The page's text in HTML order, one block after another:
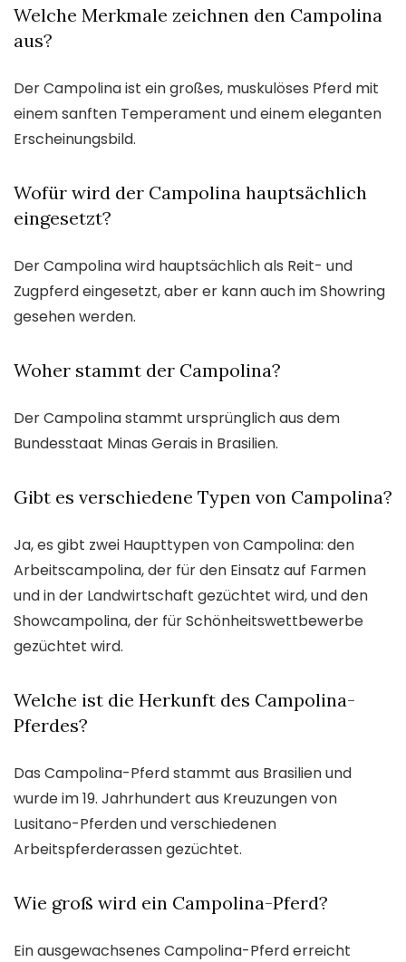
Welche Merkmale zeichnen den Campolina
aus?
Der Campolina ist ein großes, muskulöses Pferd mit
einem sanften Temperament und einem eleganten
Erscheinungsbild.
Wofür wird der Campolina hauptsächlich
eingesetzt?
Der Campolina wird hauptsächlich als Reit- und
Zugpferd eingesetzt, aber er kann auch im Showring
gesehen werden.
Woher stammt der Campolina?
Der Campolina stammt ursprünglich aus dem
Bundesstaat Minas Gerais in Brasilien.
Gibt es verschiedene Typen von Campolina?
Ja, es gibt zwei Haupttypen von Campolina: den
Arbeitscampolina, der für den Einsatz auf Farmen
und in der Landwirtschaft gezüchtet wird, und den
Showcampolina, der für Schönheitswettbewerbe
gezüchtet wird.
Welche ist die Herkunft des Campolina-
Pferdes?
Das Campolina-Pferd stammt aus Brasilien und
wurde im 19. Jahrhundert aus Kreuzungen von
Lusitano-Pferden und verschiedenen
Arbeitspferderassen gezüchtet.
Wie groß wird ein Campolina-Pferd?
Ein ausgewachsenes Campolina-Pferd erreicht